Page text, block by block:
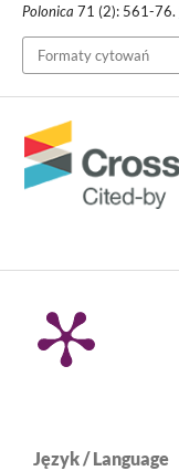
Polonica 71 (2): 561-76.
Formaty cytowań
Język / Language